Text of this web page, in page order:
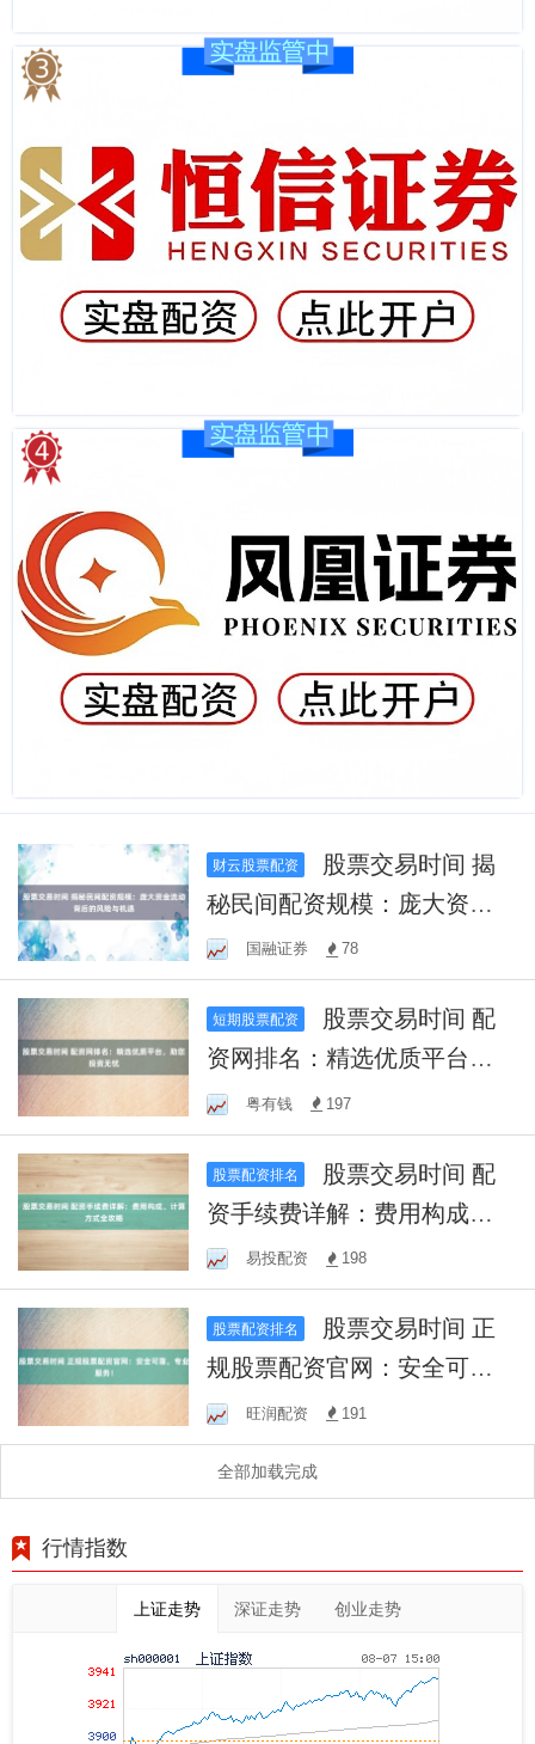
财云股票配资
秘民间配资规模：庞大资金
流动背后的风险与机遇
国融证券 78
短期股票配资
资网排名：精选优质平台，
助您投资无忧
粤有钱 197
股票配资排名
资手续费详解：费用构成、
计算方式全攻略
易投配资 198
股票配资排名
规股票配资官网：安全可
靠，专业服务！
旺润配资 191
全部加载完成
行情指数
上证走势 深证走势 创业走势